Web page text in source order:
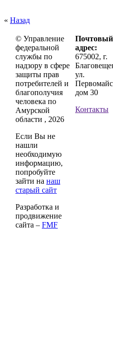
« Назад
© Управление
федеральной
службы по
надзору в сфере
защиты прав
потребителей и
благополучия
человека по
Амурской
области , 2026
Если Вы не
нашли
необходимую
информацию,
попробуйте
зайти на наш
старый сайт
Разработка и
продвижение
сайта – FMF
Почтовый
адрес:
675002, г.
ул.
дом 30
Контакты